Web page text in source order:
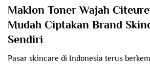
Maklon Toner Wajah
Mudah Ciptakan Brand
Sendiri
Pasar skincare di Indonesia terus